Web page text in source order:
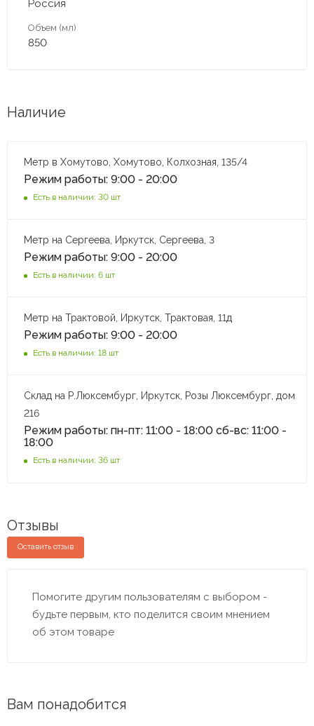
Россия
Объем (мл)
850
Наличие
Метр в Хомутово, Хомутово, Колхозная, 135/4
Режим работы: 9:00 - 20:00
Есть в наличии: 30 шт
Метр на Сергеева, Иркутск, Сергеева, 3
Режим работы: 9:00 - 20:00
Есть в наличии: 6 шт
Метр на Трактовой, Иркутск, Трактовая, 11д
Режим работы: 9:00 - 20:00
Есть в наличии: 18 шт
Склад на Р.Люксембург, Иркутск, Розы Люксембург, дом
216
Режим работы: пн-пт: 11:00 - 18:00 сб-вс: 11:00 -
18:00
Есть в наличии: 36 шт
Отзывы
Оставить отзыв
Помогите другим пользователям с выбором -
будьте первым, кто поделится своим мнением
об этом товаре
Вам понадобится